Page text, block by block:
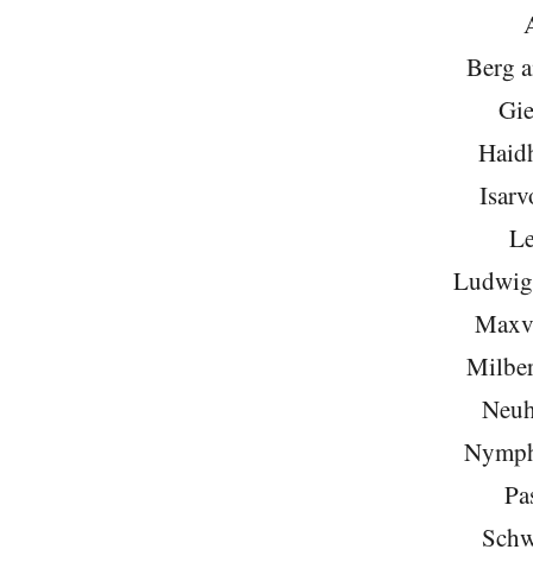
Berg